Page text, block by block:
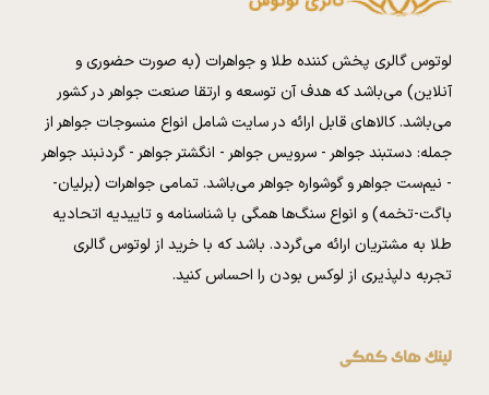
لوتوس گالری پخش کننده طلا و جواهرات (به صورت حضوری و
آنلاین) می‌باشد که هدف آن توسعه و ارتقا صنعت جواهر در کشور
می‌باشد. کالا‌های قابل ارائه در سایت شامل انواع منسوجات جواهر از
جمله: دستبند جواهر - سرویس جواهر - انگشتر جواهر - گردنبند جواهر
- نیم‌ست جواهر و گوشواره جواهر می‌باشد. تمامی جواهرات (برلیان-
باگت-تخمه) و انواع سنگ‌ها همگی با شناسنامه و تاییدیه اتحادیه
طلا به مشتریان ارائه می‌گردد. باشد که با خرید از لوتوس گالری
تجربه دلپذیری از لوکس بودن را احساس کنید.
لینک های کمکی